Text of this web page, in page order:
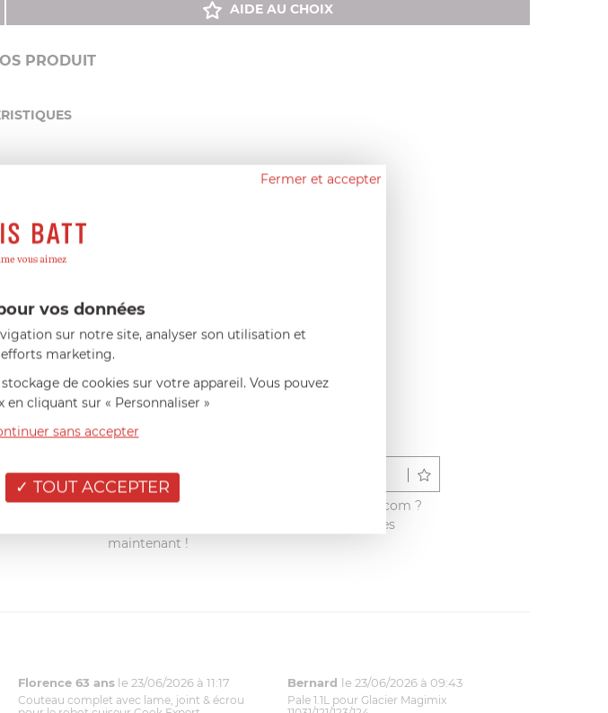
AIDE AU CHOIX
PRODUIT
50g
52,50g
CHOIX
Vous avez acheté ce produit sur francisbatt.com ?
Partagez votre avis avec les autres clients dès
maintenant !
Florence 63 ans le 23/06/2026 à 11:17
Couteau complet avec lame, joint & écrou
Bernard le 23/06/2026 à 09:43
Pale 1.1L pour Glacier Magimix
Fermer et accepter
vos données
sur notre site, analyser son utilisation et
marketing.
de cookies sur votre appareil. Vous pouvez
cliquant sur « Personnaliser »
sans accepter
TOUT ACCEPTER